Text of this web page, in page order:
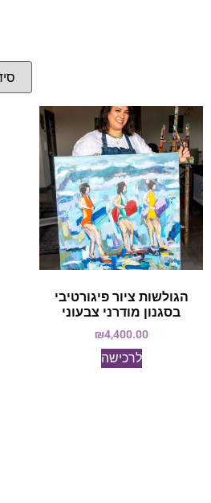
הגולשות ציור פיגורטיבי
בסגנון מודרני צבעוני
₪4,400.00
לרכישה